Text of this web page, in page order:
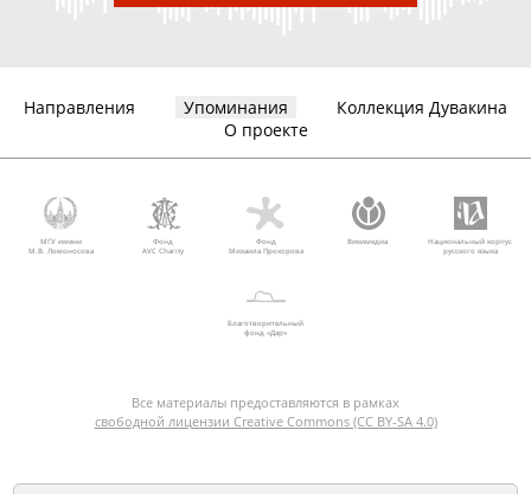
Направления Упоминания
Коллекция Дувакина
О проекте
МГУ имени
М.В. Ломоносова
Фонд
AVC Charity
Фонд
Михаила Прохорова
Викимедиа
Национальный корпус
русского языка
Благотворительный
фонд «Дар»
Все материалы предоставляются в рамках
свободной лицензии Creative Commons (CC BY-SA 4.0)